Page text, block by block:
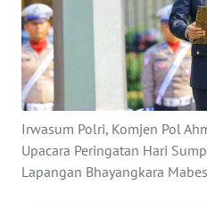
Irwasum Polri, Komjen Pol
Upacara Peringatan Hari
Lapangan Bhayangkara
BERITA
KONTAK
KAMI
INFO
IKLAN